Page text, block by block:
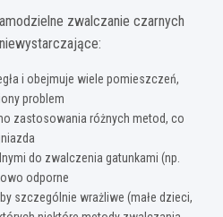
zwalczanie czarnych
i obejmuje wiele pomieszczeń,
problem
zastosowania różnych metod, co
do zwalczenia gatunkami (np.
odporne
szczególnie wrażliwe (małe dzieci,